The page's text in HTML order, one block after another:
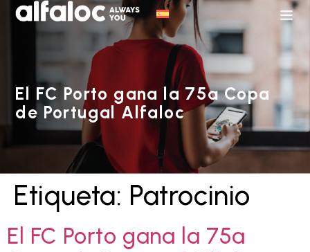
El FC Porto gana la 75ª Copa
de Portugal Alfaloc
Etiqueta: Patrocinio
El FC Porto gana la 75ª